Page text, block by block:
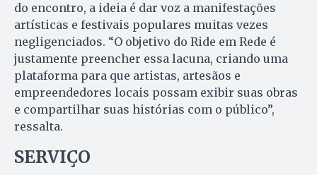
do encontro, a ideia é dar voz a manifestações
artísticas e festivais populares muitas vezes
negligenciados. “O objetivo do Ride em Rede é
justamente preencher essa lacuna, criando uma
plataforma para que artistas, artesãos e
empreendedores locais possam exibir suas obras
e compartilhar suas histórias com o público”,
ressalta.
SERVIÇO